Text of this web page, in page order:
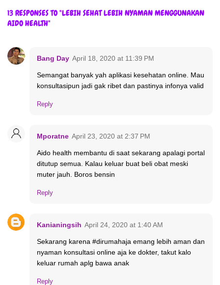
13 RESPONSES TO "LEBIH SEHAT LEBIH NYAMAN MENGGUNAKAN
AIDO HEALTH"
Bang Day April 18, 2020 at 11:39 PM
Semangat banyak yah aplikasi kesehatan online. Mau
konsultasipun jadi gak ribet dan pastinya infonya valid
Reply
Mporatne April 23, 2020 at 2:37 PM
Aido health membantu di saat sekarang apalagi portal
ditutup semua. Kalau keluar buat beli obat meski
muter jauh. Boros bensin
Reply
Kanianingsih April 24, 2020 at 1:40 AM
Sekarang karena #dirumahaja emang lebih aman dan
nyaman konsultasi online aja ke dokter, takut kalo
keluar rumah aplg bawa anak
Reply